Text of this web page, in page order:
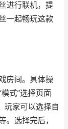
进行联机，提
一起畅玩这款
房间。具体操
式”选择页面
玩家可以选择自
。选择完后，